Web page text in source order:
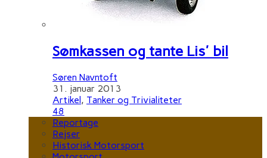
Sømkassen og tante Lis' bil
Søren Navntoft
31. januar 2013
Artikel, Tanker og Trivialiteter
48
Reportage
Rejser
Historisk Motorsport